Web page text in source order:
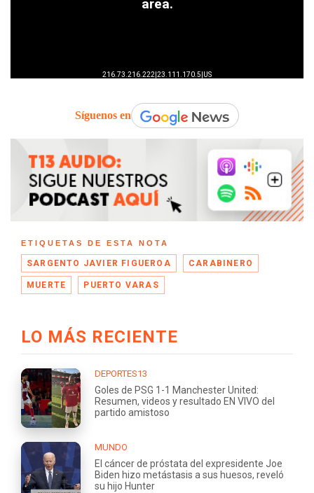
Síguenos en
ETIQUETAS DE ESTA NOTA
SARGENTO JAVIER FIGUEROA CARABINERO
MUERTE PUERTO VARAS
LO MÁS RECIENTE
DEPORTES13
Goles de PSG 1-1 Manchester United:
Resumen, videos y resultado EN VIVO del
partido amistoso
MUNDO
El cáncer de próstata del expresidente Joe
Biden hizo metástasis a sus huesos, reveló
su hijo Hunter